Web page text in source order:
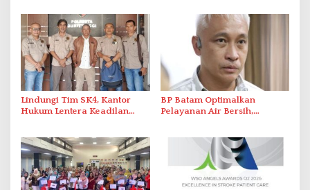
Lindungi Tim SK4, Kantor
Hukum Lentera Keadilan
Bukik Batarah
BP Batam Optimalkan
Pelayanan Air Bersih,